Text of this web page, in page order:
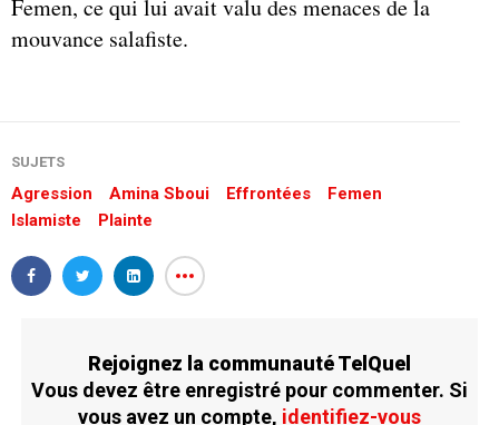
Femen, ce qui lui avait valu des menaces de la
mouvance salafiste.
SUJETS
Agression Amina Sboui Effrontées
Femen
Islamiste
Plainte
Rejoignez la communauté TelQuel
Vous devez être enregistré pour commenter. Si
vous avez un compte, identifiez-vous